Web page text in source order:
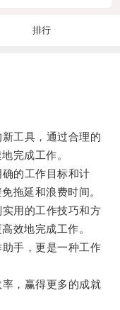
排行
工具，通过合理的
完成工作。
的工作目标和计
拖延和浪费时间。
用的工作技巧和方
效地完成工作。
手，更是一种工作
，赢得更多的成就